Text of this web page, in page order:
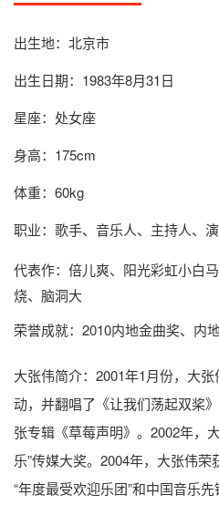
出生地：北京市
出生日期：1983年8月31日
星座：处女座
身高：175cm
体重：60kg
职业：歌手、音乐人、主持人、
代表作：倍儿爽、阳光彩虹小白
烧、脑洞大
荣誉成就：2010内地金曲奖、内
大张伟简介：2001年1月份，大
动，并翻唱了《让我们荡起双桨
张专辑《草莓声明》。2002年，
乐”传媒大奖。2004年，大张伟荣
“年度最受欢迎乐团”和中国音乐